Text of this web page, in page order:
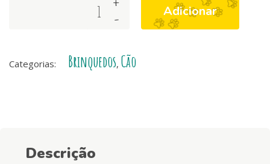
AGNAR
- Adicionar
Categorias: Brinquedos, Cão
Descrição